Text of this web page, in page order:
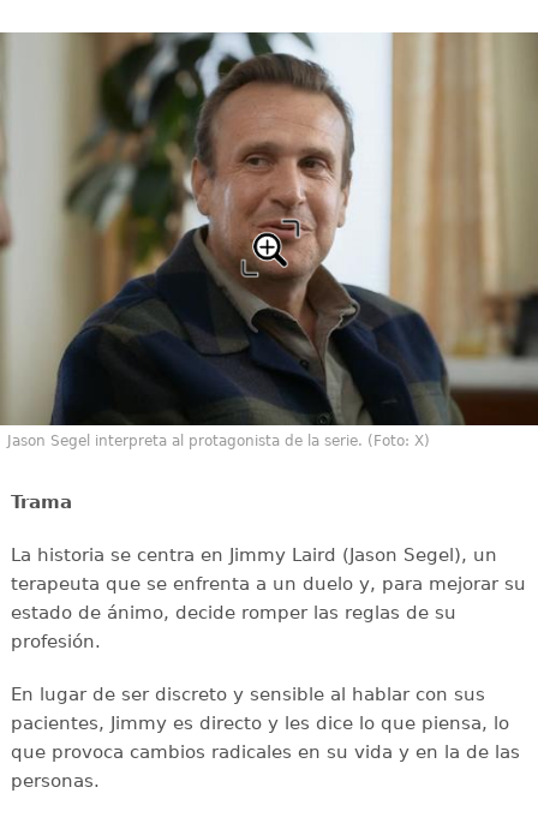
Jason Segel interpreta al protagonista de la serie. (Foto: X)
Trama
La historia se centra en Jimmy Laird (Jason Segel), un
terapeuta que se enfrenta a un duelo y, para mejorar su
estado de ánimo, decide romper las reglas de su
profesión.
En lugar de ser discreto y sensible al hablar con sus
pacientes, Jimmy es directo y les dice lo que piensa, lo
que provoca cambios radicales en su vida y en la de las
personas.